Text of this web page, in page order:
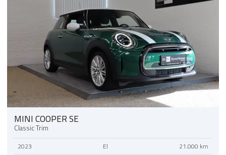
MINI COOPER SE
Classic Trim
2023 El 21.000 km